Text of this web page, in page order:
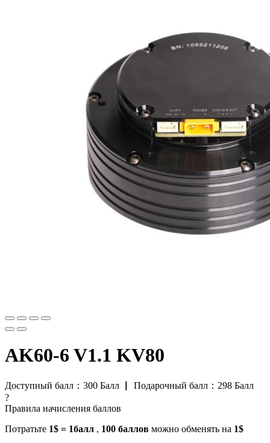
AK60-6 V1.1 KV80
Доступный балл： 300 Балл Подарочный балл： 298 Балл
?
Правила начисления баллов
Потратьте 1$ = 1балл , 100 баллов можно обменять на 1$